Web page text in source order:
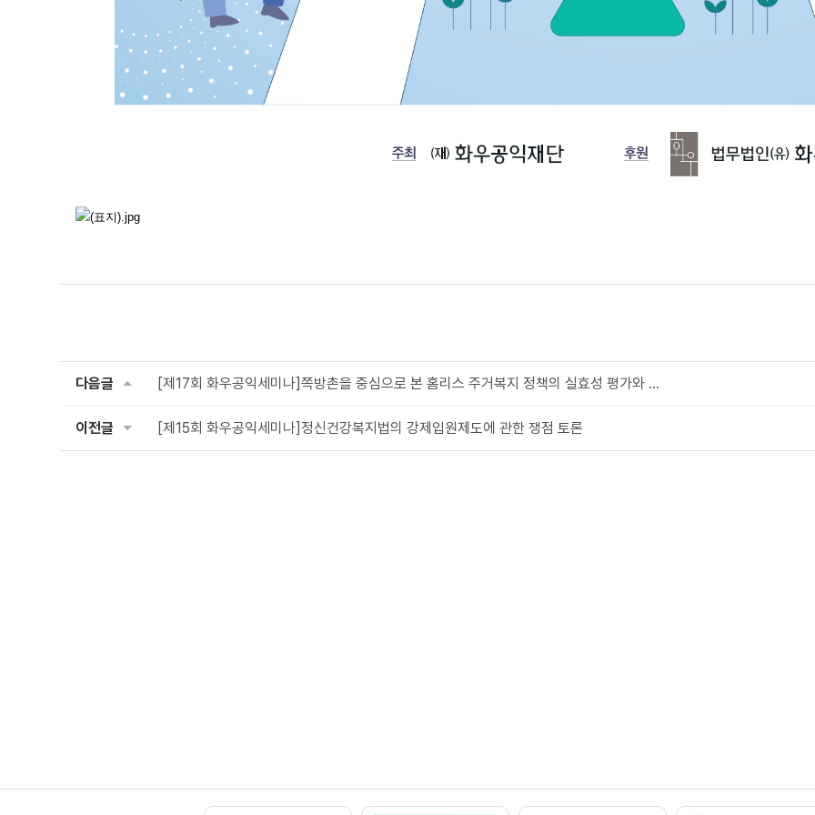
다음글 [제17회 화우공익세미나]쪽방촌을 중심으로 본 홈리스 주거복지 정책의 실효성 평가와 ...
이전글 [제15회 화우공익세미나]정신건강복지법의 강제입원제도에 관한 쟁점 토론